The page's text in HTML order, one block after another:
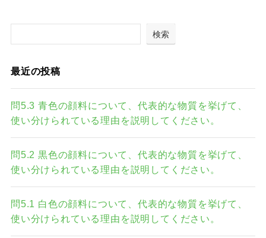
検索
最近の投稿
問5.3 青色の顔料について、代表的な物質を挙げて、
使い分けられている理由を説明してください。
問5.2 黒色の顔料について、代表的な物質を挙げて、
使い分けられている理由を説明してください。
問5.1 白色の顔料について、代表的な物質を挙げて、
使い分けられている理由を説明してください。